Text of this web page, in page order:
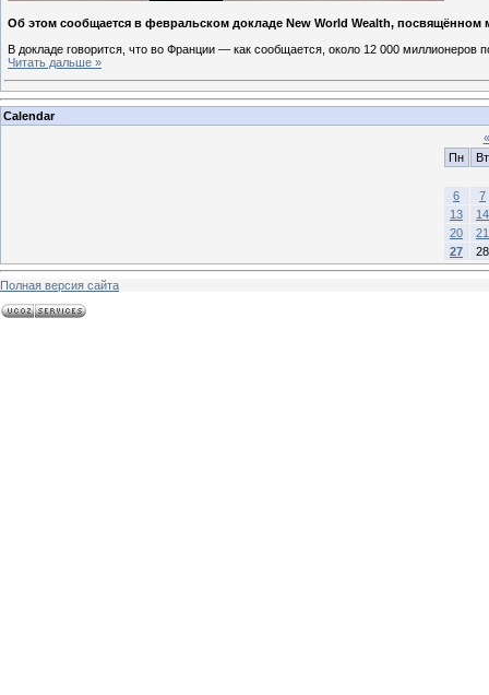
Об этом сообщается в февральском докладе New World Wealth,
В докладе говорится, что во Франции — как сообщается, около 12 000
Читать дальше »
Calendar
«
Пн
Вт
6
7
13
14
20
21
27
28
Полная версия сайта